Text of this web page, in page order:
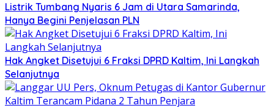
Listrik Tumbang Nyaris 6 Jam di Utara Samarinda,
Hanya Begini Penjelasan PLN
Hak Angket Disetujui 6 Fraksi DPRD Kaltim, Ini Langkah
Selanjutnya